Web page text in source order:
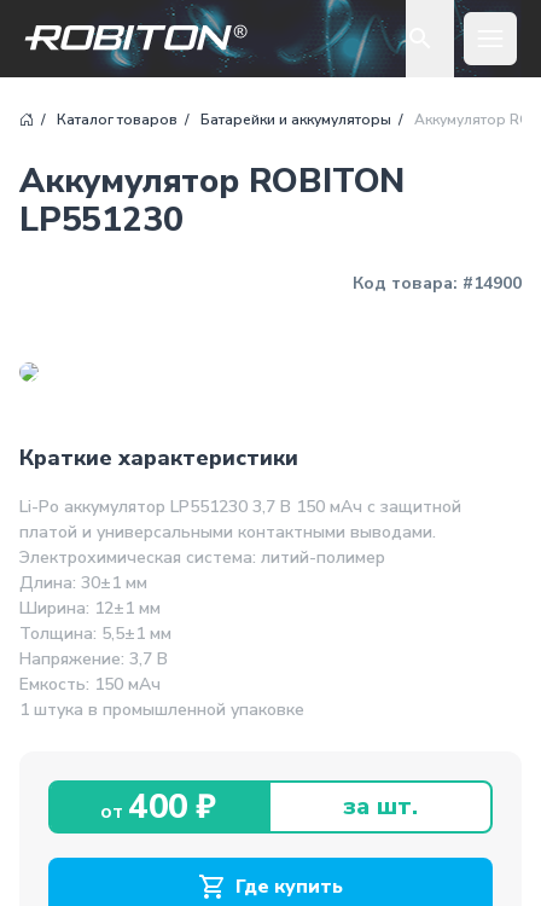
Каталог товаров Батарейки и аккумуляторы Аккумулятор
Аккумулятор ROBITON
LP551230
Код товара: #14900
Краткие характеристики
Li-Po аккумулятор LP551230 3,7 В 150 мАч с защитной
платой и универсальными контактными выводами.
Электрохимическая система: литий-полимер
Длина: 30±1 мм
Ширина: 12±1 мм
Толщина: 5,5±1 мм
Напряжение: 3,7 В
Емкость: 150 мАч
1 штука в промышленной упаковке
от 400 ₽ за шт.
Где купить